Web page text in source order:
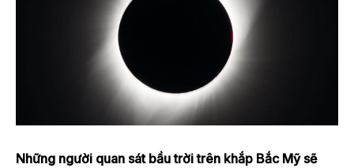
Những người quan sát bầu trời trên khắp Bắc Mỹ sẽ